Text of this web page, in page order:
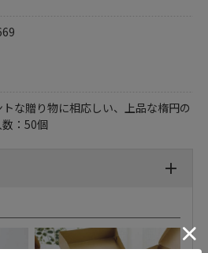
な贈り物に相応しい、上品な楕円の
：50個